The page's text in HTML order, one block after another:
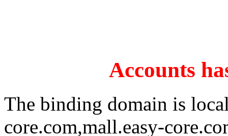
Accounts
The binding domain is
core.com,mall.easy-